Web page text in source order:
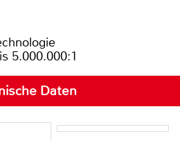
5.000.000:1
Daten